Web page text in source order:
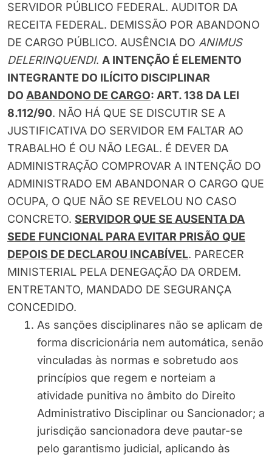
SERVIDOR PÚBLICO FEDERAL. AUDITOR DA
RECEITA FEDERAL. DEMISSÃO POR ABANDONO
DE CARGO PÚBLICO. AUSÊNCIA DO ANIMUS
DELERINQUENDI. A INTENÇÃO É ELEMENTO
INTEGRANTE DO ILÍCITO DISCIPLINAR
DO ABANDONO DE CARGO: ART. 138 DA LEI
8.112/90. NÃO HÁ QUE SE DISCUTIR SE A
JUSTIFICATIVA DO SERVIDOR EM FALTAR AO
TRABALHO É OU NÃO LEGAL. É DEVER DA
ADMINISTRAÇÃO COMPROVAR A INTENÇÃO DO
ADMINISTRADO EM ABANDONAR O CARGO QUE
OCUPA, O QUE NÃO SE REVELOU NO CASO
CONCRETO. SERVIDOR QUE SE AUSENTA DA
SEDE FUNCIONAL PARA EVITAR PRISÃO QUE
DEPOIS DE DECLAROU INCABÍVEL. PARECER
MINISTERIAL PELA DENEGAÇÃO DA ORDEM.
ENTRETANTO, MANDADO DE SEGURANÇA
CONCEDIDO.
As sanções disciplinares não se aplicam de
forma discricionária nem automática, senão
vinculadas às normas e sobretudo aos
princípios que regem e norteiam a
atividade punitiva no âmbito do Direito
Administrativo Disciplinar ou Sancionador; a
jurisdição sancionadora deve pautar-se
pelo garantismo judicial, aplicando às